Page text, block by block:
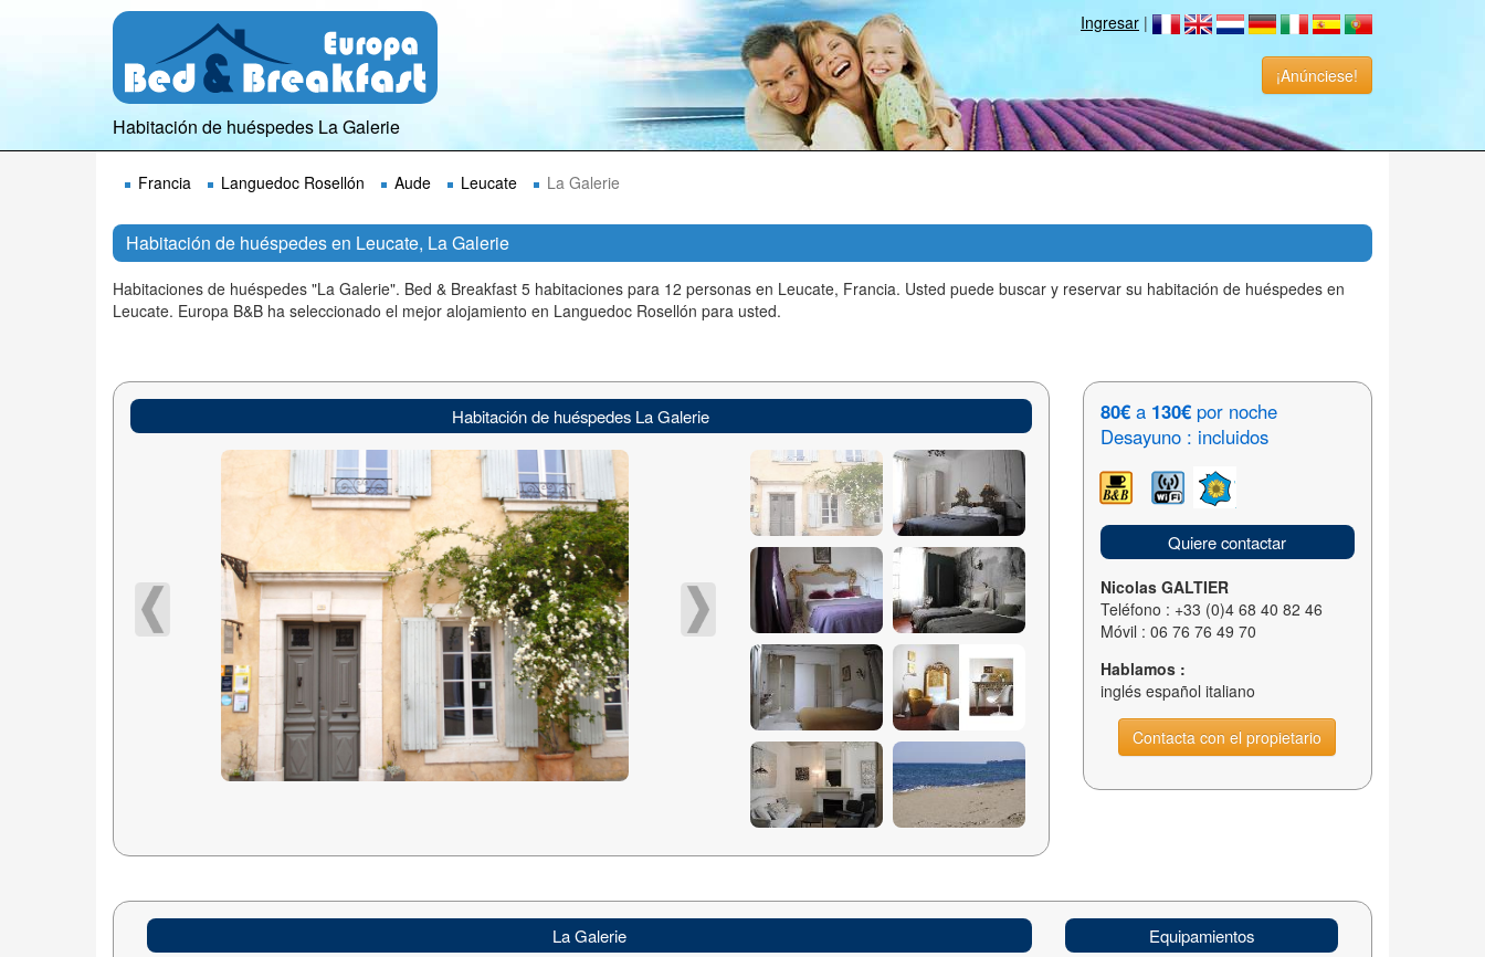
Ingresar |
¡Anúnciese!
Habitación de huéspedes La Galerie
Francia Languedoc Rosellón Aude Leucate La Galerie
Habitación de huéspedes en Leucate, La Galerie
Habitaciones de huéspedes "La Galerie". Bed & Breakfast 5 habitaciones para 12 personas en Leucate, Francia. Usted puede buscar y reservar su habitación de huéspedes en
Leucate. Europa B&B ha seleccionado el mejor alojamiento en Languedoc Rosellón para usted.
Habitación de huéspedes La Galerie 80€a 130€por noche
Desayuno : incluidos
Quiere contactar
Nicolas GALTIER
Teléfono : +33 (0)4 68 40 82 46
Móvil : 06 76 76 49 70
Hablamos :
inglés español italiano
Contacta con el propietario
La Galerie Equipamientos